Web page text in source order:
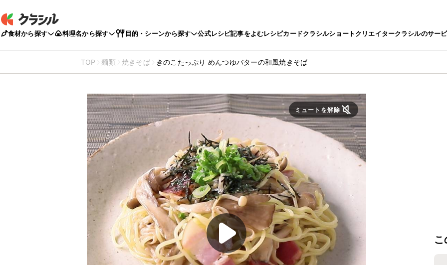
食材から探す 料理名から探す 目的・シーンから探す 公式レシピ記事をよむレシピカードクラシルショートクリエイタークラシルのサー
TOP 麺類 焼きそば きのこたっぷり めんつゆバターの和風焼きそば
ミュートを解除